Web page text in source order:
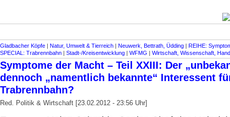
Gladbacher Köpfe | Natur, Umwelt & Tierreich | Neuwerk, Bettrath, Üdding | REIHE:
SPECIAL: Trabrennbahn | Stadt-/Kreisentwicklung | WFMG | Wirtschaft, Wissenschaft,
Symptome der Macht – Teil XXIII: Der
dennoch „namentlich bekannte“ Interessent
Trabrennbahn?
Red. Politik & Wirtschaft [23.02.2012 - 23:56 Uhr]